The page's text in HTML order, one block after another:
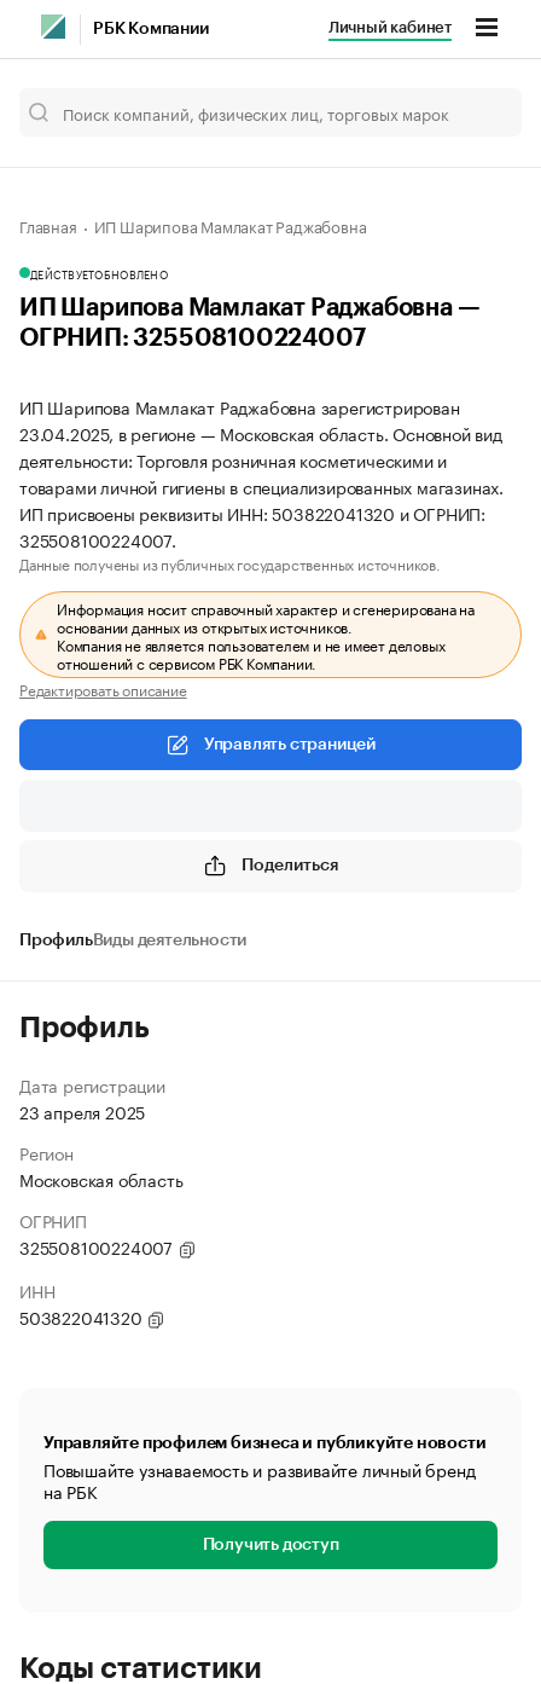
РБК Компании Личный кабинет
Главная ИП Шарипова Мамлакат Раджабовна
ДЕЙСТВУЕТОБНОВЛЕНО
ИП Шарипова Мамлакат Раджабовна —
ОГРНИП: 325508100224007
ИП Шарипова Мамлакат Раджабовна зарегистрирован
23.04.2025, в регионе — Московская область. Основной вид
деятельности: Торговля розничная косметическими и
товарами личной гигиены в специализированных магазинах.
ИП присвоены реквизиты ИНН: 503822041320 и ОГРНИП:
325508100224007.
Данные получены из публичных государственных источников.
Информация носит справочный характер и сгенерирована на
основании данных из открытых источников.
Компания не является пользователем и не имеет деловых
отношений с сервисом РБК Компании.
Редактировать описание
Управлять страницей
Поделиться
ПрофильВиды деятельности
Профиль
Дата регистрации
23 апреля 2025
Регион
Московская область
ОГРНИП
325508100224007
ИНН
503822041320
Управляйте профилем бизнеса и публикуйте новости
Повышайте узнаваемость и развивайте личный бренд
на РБК
Получить доступ
Коды статистики